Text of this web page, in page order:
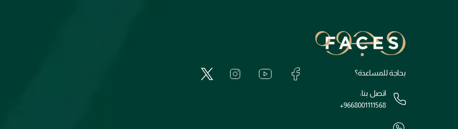
بحاجة للمساعدة؟
اتصل بنا:
+9668001111568